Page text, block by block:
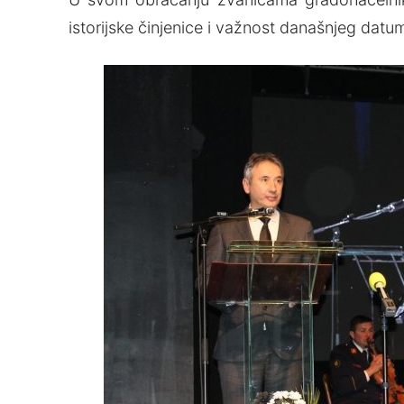
istorijske činjenice i važnost današnjeg